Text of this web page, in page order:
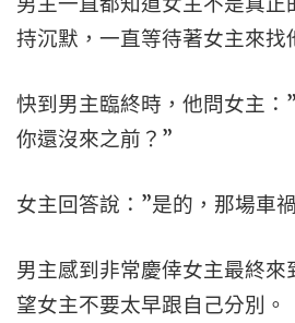
持沉默，一直等待著女主來找
快到男主臨終時，他問女主：
你還沒來之前？”
女主回答說：”是的，那場車
男主感到非常慶倖女主最終來
望女主不要太早跟自己分別。